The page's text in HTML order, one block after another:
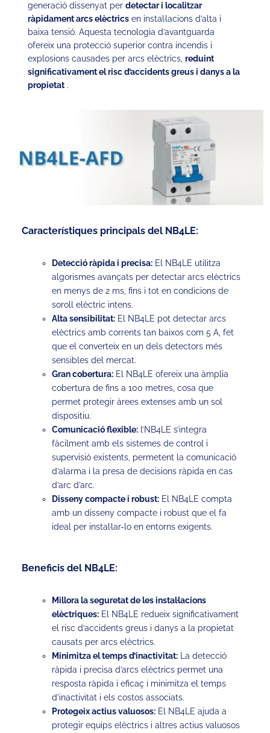
generació dissenyat per detectar i localitzar
ràpidament arcs elèctrics en instal·lacions d’alta i
baixa tensió. Aquesta tecnologia d’avantguarda
ofereix una protecció superior contra incendis i
explosions causades per arcs elèctrics,reduint
significativament el risc d’accidents greus i danys a la
propietat .
Característiques principals del NB4LE:
Detecció ràpida i precisa: El NB4LE utilitza
algorismes avançats per detectar arcs elèctrics
en menys de 2 ms, fins i tot en condicions de
soroll elèctric intens.
Alta sensibilitat: El NB4LE pot detectar arcs
elèctrics amb corrents tan baixos com 5 A, fet
que el converteix en un dels detectors més
sensibles del mercat.
Gran cobertura: El NB4LE ofereix una àmplia
cobertura de fins a 100 metres, cosa que
permet protegir àrees extenses amb un sol
dispositiu.
Comunicació flexible: l’NB4LE s’integra
fàcilment amb els sistemes de control i
supervisió existents, permetent la comunicació
d’alarma i la presa de decisions ràpida en cas
d’arc d’arc.
Disseny compacte i robust: El NB4LE compta
amb un disseny compacte i robust que el fa
ideal per instal·lar-lo en entorns exigents.
Beneficis del NB4LE:
Millora la seguretat de les instal·lacions
elèctriques: El NB4LE redueix significativament
el risc d’accidents greus i danys a la propietat
causats per arcs elèctrics.
Minimitza el temps d’inactivitat:
La detecció
ràpida i precisa d’arcs elèctrics permet una
resposta ràpida i eficaç i minimitza el temps
d’inactivitat i els costos associats.
Protegeix actius valuosos: El NB4LE ajuda a
protegir equips elèctrics i altres actius valuosos